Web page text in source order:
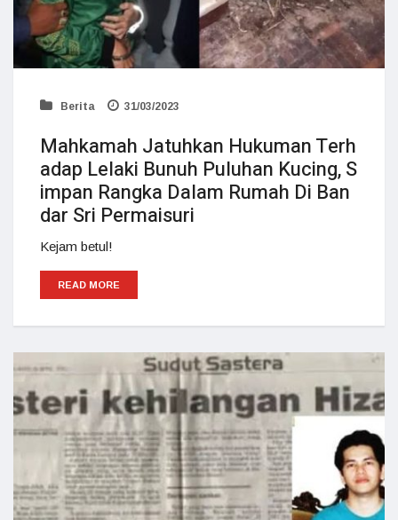
Berita 31/03/2023
Mahkamah Jatuhkan Hukuman Terh
adap Lelaki Bunuh Puluhan Kucing, S
impan Rangka Dalam Rumah Di Ban
dar Sri Permaisuri
Kejam betul!
READ MORE